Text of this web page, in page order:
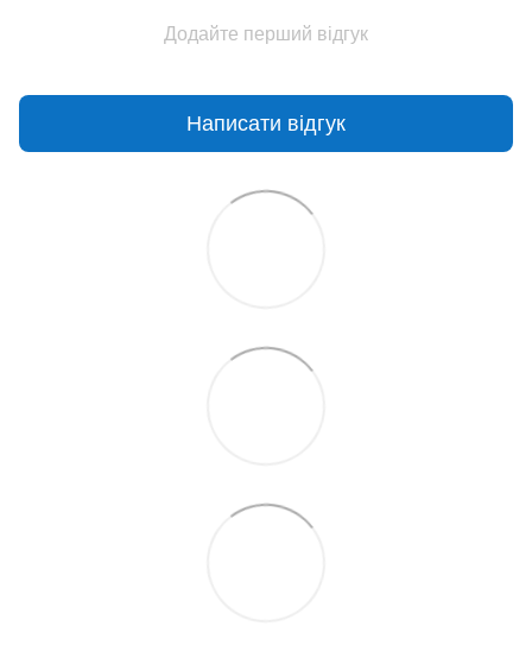
Додайте перший відгук
Написати відгук